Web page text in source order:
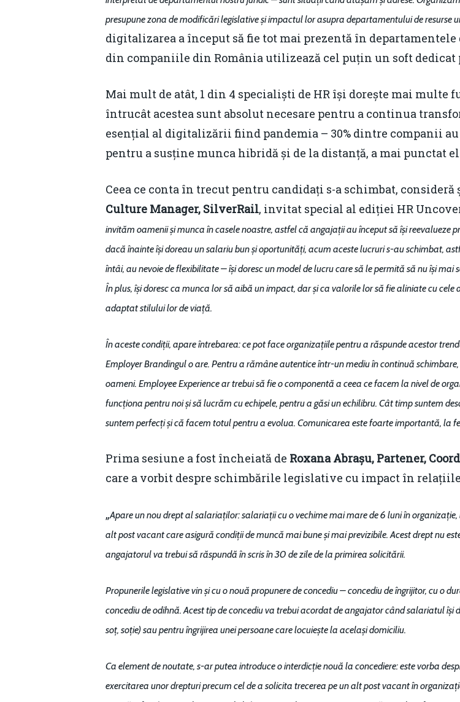
presupune zona de modificări legislative și impactul lor asupra departamentului de resurse
digitalizarea a început să fie tot mai prezentă în
din companiile din România utilizează cel puțin un soft dedicat
Mai mult de atât, 1 din 4 specialiști de HR își dorește mai
întrucât acestea sunt absolut necesare pentru a continua
esențial al digitalizării fiind pandemia – 30% dintre companii
pentru a susține munca hibridă și de la distanță, a mai punctat
Ceea ce conta în trecut pentru candidați s-a schimbat, consideră
Culture Manager, SilverRail, invitat special al ediției HR
invităm oamenii și munca în casele noastre, astfel că angajații au început să își
dacă înainte își doreau un salariu bun și oportunități, acum aceste lucruri s-au schimbat,
întâi, au nevoie de flexibilitate – își doresc un model de lucru care să le permită să nu își
În plus, își doresc ca munca lor să aibă un impact, dar și ca valorile lor să fie aliniate cu
adaptat stilului lor de viață.
În aceste condiții, apare întrebarea: ce pot face organizațiile pentru a răspunde acestor
Employer Brandingul o are. Pentru a rămâne autentice într-un mediu în continuă
oameni. Employee Experience ar trebui să fie o componentă a ceea ce facem la nivel de
funcționa pentru noi și să lucrăm cu echipele, pentru a găsi un echilibru. Cât timp suntem
suntem perfecți și că facem totul pentru a evolua. Comunicarea este foarte importantă, la
Prima sesiune a fost încheiată de Roxana Abrașu, Partener,
care a vorbit despre schimbările legislative cu impact în
„Apare un nou drept al salariaților: salariații cu o vechime mai mare de 6 luni în
alt post vacant care asigură condiții de muncă mai bune și mai previzibile. Acest drept nu
angajatorul va trebui să răspundă în scris în 30 de zile de la primirea solicitării.
Propunerile legislative vin și cu o nouă propunere de concediu – concediu de îngrijitor, cu o
concediu de odihnă. Acest tip de concediu va trebui acordat de angajator când salariatul
soț, soție) sau pentru îngrijirea unei persoane care locuiește la același domiciliu.
Ca element de noutate, s-ar putea introduce o interdicție nouă la concediere: este vorba
exercitarea unor drepturi precum cel de a solicita trecerea pe un alt post vacant în